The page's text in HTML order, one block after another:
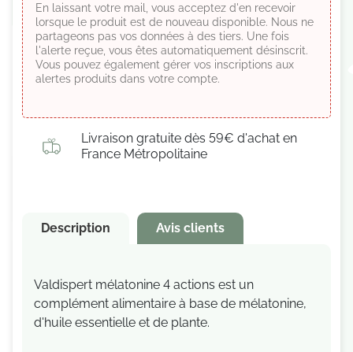
En laissant votre mail, vous acceptez d'en recevoir
lorsque le produit est de nouveau disponible. Nous ne
partageons pas vos données à des tiers. Une fois
l'alerte reçue, vous êtes automatiquement désinscrit.
Vous pouvez également gérer vos inscriptions aux
alertes produits dans votre compte.
Livraison gratuite dès 59€ d'achat en
France Métropolitaine
Description Avis clients
Valdispert mélatonine4 actions est un
complément alimentaire à base de mélatonine,
d'huile essentielle et de plante.